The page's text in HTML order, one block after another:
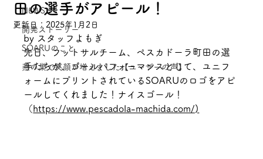
NEWS
開発ストーリー
SOARUのこと
燕の巣で笑顔が増えました【ユーザーの声】
田の選手がアピール！
更新日： 2025年1月2日
by スタッフよもぎ
先日、フットサルチーム、ペスカドーラ町田の選
手たちが、ゴールパフォーマンスとして、ユニフ
ォームにプリントされているSOARUのロゴをアピ
ールしてくれました！ナイスゴール！
（ https://www.pescadola-machida.com/)